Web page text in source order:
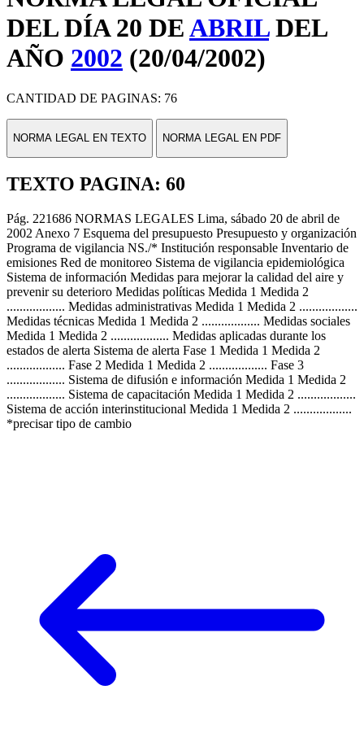
DEL DÍA 20 DEABRILDEL
AÑO 2002 (20/04/2002)
CANTIDAD DE PAGINAS: 76
NORMA LEGAL EN TEXTO NORMA LEGAL EN PDF
TEXTO PAGINA: 60
Pág. 221686 NORMAS LEGALES Lima, sábado 20 de abril de
2002 Anexo 7 Esquema del presupuesto Presupuesto y organización
Programa de vigilancia NS./* Institución responsable Inventario de
emisiones Red de monitoreo Sistema de vigilancia epidemiológica
Sistema de información Medidas para mejorar la calidad del aire y
prevenir su deterioro Medidas políticas Medida 1 Medida 2
.................. Medidas administrativas Medida 1 Medida 2 ..................
Medidas técnicas Medida 1 Medida 2 .................. Medidas sociales
Medida 1 Medida 2 .................. Medidas aplicadas durante los
estados de alerta Sistema de alerta Fase 1 Medida 1 Medida 2
.................. Fase 2 Medida 1 Medida 2 .................. Fase 3
.................. Sistema de difusión e información Medida 1 Medida 2
.................. Sistema de capacitación Medida 1 Medida 2 ..................
Sistema de acción interinstitucional Medida 1 Medida 2 ..................
*precisar tipo de cambio